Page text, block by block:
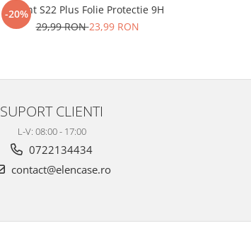
-20%
iHunt S22 Plus Folie Protectie 9H
29,99 RON23,99 RON
SUPORT CLIENTI
L-V: 08:00 - 17:00
0722134434
contact@elencase.ro